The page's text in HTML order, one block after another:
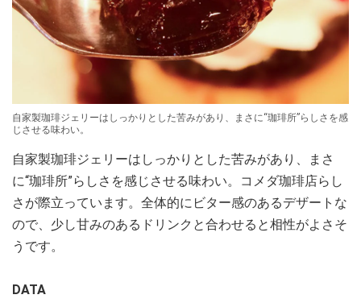
自家製珈琲ジェリーはしっかりとした苦みがあり、まさに“珈琲所”らしさを感
じさせる味わい。
自家製珈琲ジェリーはしっかりとした苦みがあり、まさ
に“珈琲所”らしさを感じさせる味わい。コメダ珈琲店らし
さが際立っています。全体的にビター感のあるデザートな
ので、少し甘みのあるドリンクと合わせると相性がよさそ
うです。
DATA